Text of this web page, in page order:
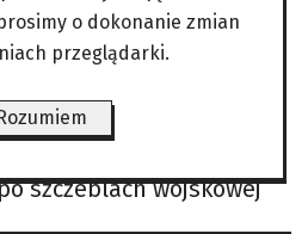
Lotniczej w
Krakowian był
Liceum
zdał maturę w 2008 r.
na samolotach F-16 i
szczeblach wojskowej
o dokonanie zmian
przeglądarki.